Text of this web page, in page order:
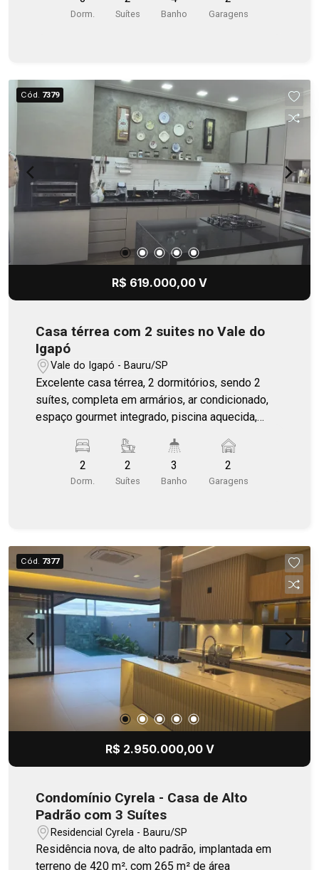
Dorm. Suítes Banho Garagens
Cód. 7379
R$ 619.000,00 V
Casa térrea com 2 suites no Vale do
Igapó
Vale do Igapó - Bauru/SP
Excelente casa térrea, 2 dormitórios, sendo 2
suítes, completa em armários, ar condicionado,
espaço gourmet integrado, piscina aquecida,
acesso até a casa é por asfalto. Casa mobiliada,
menos as camas.
2
Dorm.
2
Suítes
3
Banho
2
Garagens
Cód. 7377
R$ 2.950.000,00 V
Condomínio Cyrela - Casa de Alto
Padrão com 3 Suítes
Residencial Cyrela - Bauru/SP
Residência nova, de alto padrão, implantada em
terreno de 420 m², com 265 m² de área